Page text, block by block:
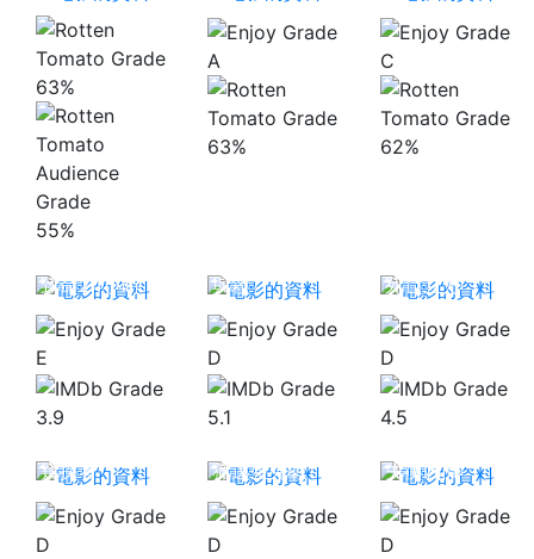
63%
55%
A
63%
C
62%
致命24小時
E
3.9
與殺
D
5.1
死亡立方
D
4.5
窺探者
D
獵逃生死戰
D
失衡凶間
D